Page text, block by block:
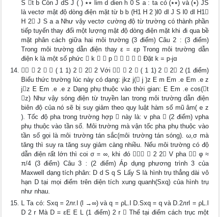
S t b Còn J dS J ( ) ٭٭ lim d dien h 0 S a : ta có (٭٭) và (٭) JS
là vectơ mật độ dòng điện mặt từ b b (H1 H 2 )l0 dl J S l0 dl H1
H 2 J S a a Như vậy vectơ cường độ từ trường có thành phần
tiếp tuyến thay đổi một lượng mật độ dòng điện mặt khi đi qua bề
mặt phân cách giữa hai môi trường (3 điểm) Câu 2 : (3 điểm)
Trong môi trường dẫn điện thay ε = εp Trong môi trường dẫn
điện k là một số phức  k   p      Đặt k = p-jα
  2   ( 1 1) 2  2 2 Với   2  ( 1 1) 2  2 2 (1 điểm)
Biểu thức trường lúc này có dạng: jkz j( j )z E m Em .e Em .e z
jz E Em .e .e z Dạng phụ thuộc vào thời gian: E Em .e cos(t
z) Như vậy sóng điện từ truyền lan trong môi trường dẫn điện
biên độ của nó sẽ bị suy giảm theo quy luật hàm số mũ âm( e z
). Tốc độ pha trong trường hợp  này là: v pha  (2 điểm) vpha
phụ thuộc vào tần số. Môi trường mà vận tốc pha phụ thuộc vào
tần số gọi là môi trường tán sắc(môi trường tán sóng). ω,σ mà
tăng thì suy ra tăng suy giảm càng nhiều. Nếu môi trường có độ
dẫn điện rất lớn thì coi σ = ∞, khi đó   2 2 V pha  φ ≈
π/4 (3 điểm) Câu 3 : (2 điểm) Áp dụng phương trình 3 của
Maxwell dạng tích phân: D d S q S Lấy S là hình trụ thẳng dài vô
hạn D tại mọi điểm trên diện tích xung quanh(Sxq) của hình trụ
như nhau.
L Ta có: Sxq = 2лr.l (l →∞) và q = ρL.l D.Sxq = q và D.2лrl = ρL.l
D 2 r Mà D = εE E L (1 điểm) 2 r  Thế tại điểm cách trục một